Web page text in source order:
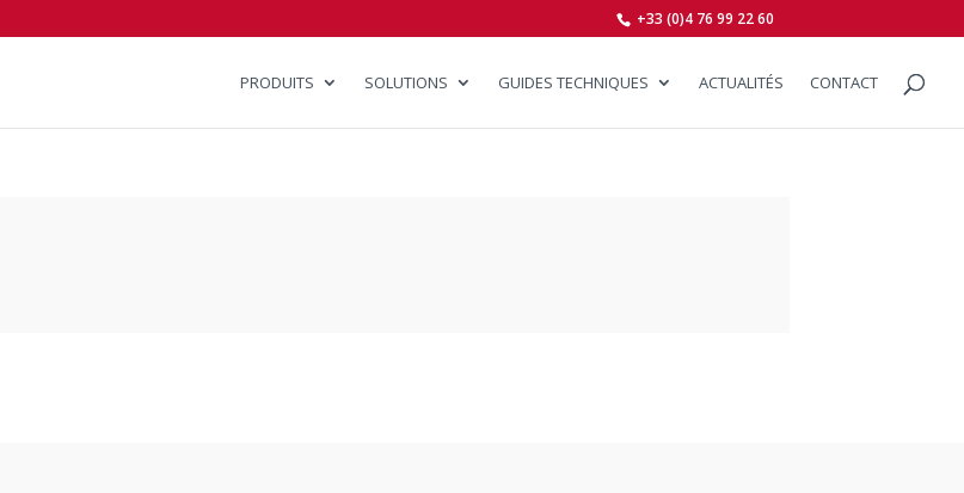
+33 (0)4 76 99 22 60
PRODUITS SOLUTIONS GUIDES TECHNIQUES ACTUALITÉS CONTACT